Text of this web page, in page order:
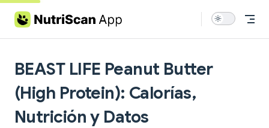
Skip to content
BEAST LIFE Peanut Butter
(High Protein): Calorías,
Nutrición y Datos